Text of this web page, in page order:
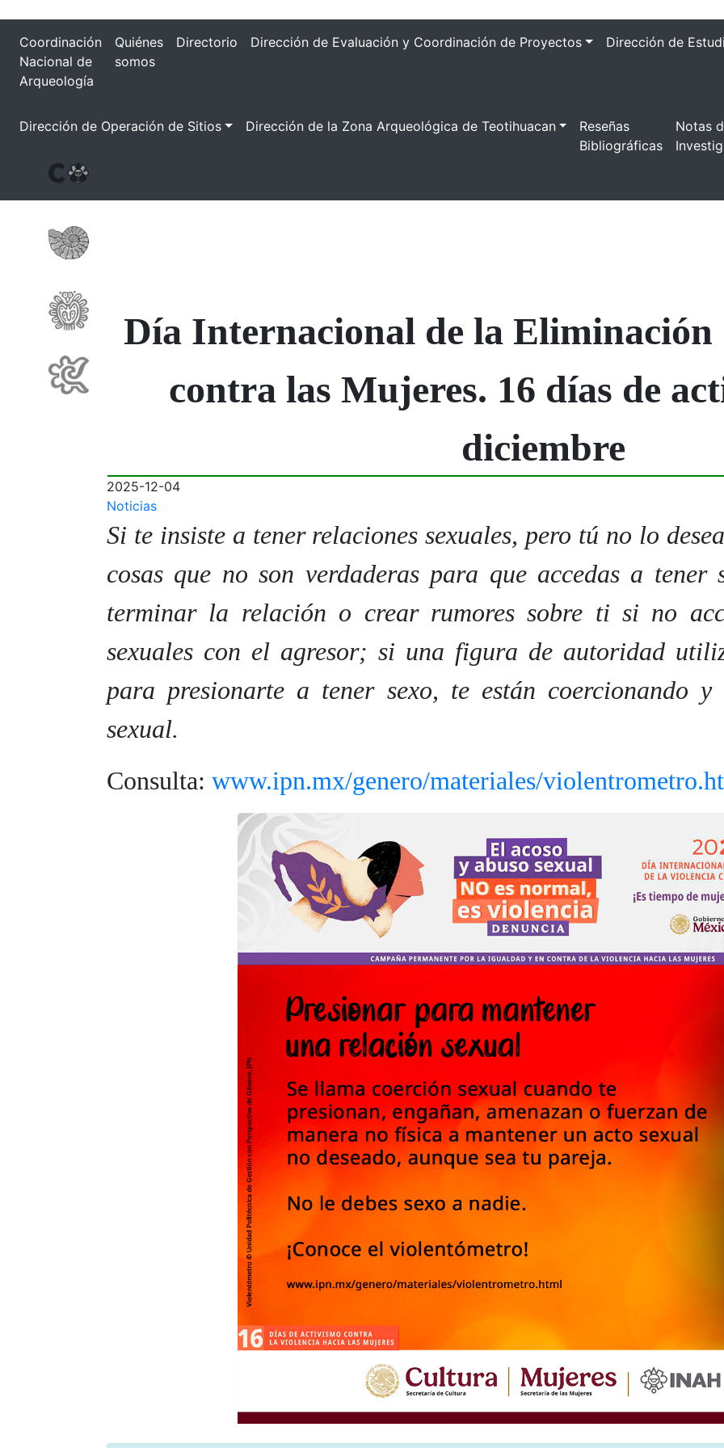
Coordinación
Nacional de
Arqueología
Quiénes
somos
Directorio Dirección de Evaluación y Coordinación de Proyectos Dirección de
Dirección de Operación de Sitios Dirección de la Zona Arqueológica de Teotihuacan
Reseñas
Bibliográficas
Notas
Día Internacional de la Eliminación
contra las Mujeres. 16 días de
diciembre
2025-12-04
Noticias
Si te insiste a tener relaciones sexuales, pero tú no lo
cosas que no son verdaderas para que accedas a tener
terminar la relación o crear rumores sobre ti si no
sexuales con el agresor; si una figura de autoridad
para presionarte a tener sexo, te están coercionando
sexual.
Consulta: www.ipn.mx/genero/materiales/